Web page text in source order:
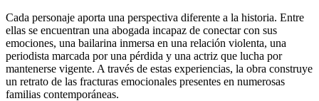
Cada personaje aporta una perspectiva diferente a la historia. Entre
ellas se encuentran una abogada incapaz de conectar con sus
emociones, una bailarina inmersa en una relación violenta, una
periodista marcada por una pérdida y una actriz que lucha por
mantenerse vigente. A través de estas experiencias, la obra construye
un retrato de las fracturas emocionales presentes en numerosas
familias contemporáneas.